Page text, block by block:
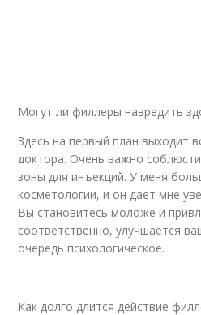
Могут ли филлеры навредить
Здесь на первый план выходит
доктора. Очень важно
зоны для инъекций. У меня
косметологии, и он дает мне
Вы становитесь моложе и
соответственно, улучшается
очередь психологическое.
Как долго длится действие